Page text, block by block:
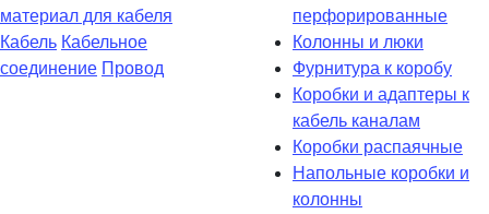
материал для кабеля
Кабель Кабельное
соединение Провод
перфорированные
Колонны и люки
Фурнитура к коробу
Коробки и адаптеры к
кабель каналам
Коробки распаячные
Напольные коробки и
колонны